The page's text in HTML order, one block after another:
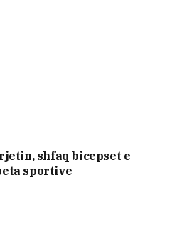
shfaq bicepset e
sportive